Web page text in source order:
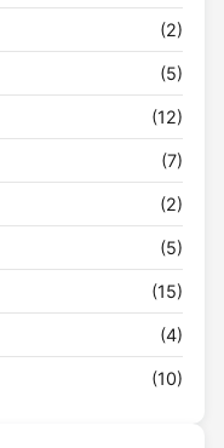
(2)
(5)
(12)
(7)
(2)
(5)
(15)
(4)
(10)